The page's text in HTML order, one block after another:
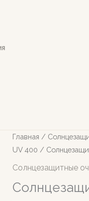
Главная /
UV 400 /
Солнцезащитные